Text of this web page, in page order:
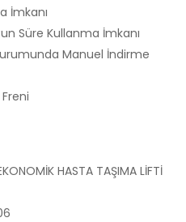
İmkanı
Süre Kullanma İmkanı
Manuel İndirme
HASTA TAŞIMA LİFTİ